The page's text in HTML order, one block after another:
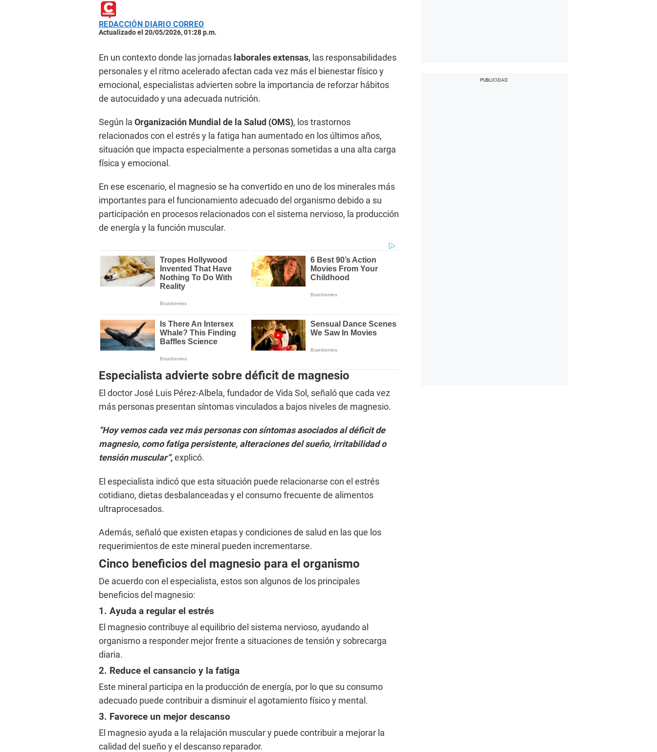
REDACCIÓN DIARIO CORREO
Actualizado el 20/05/2026, 01:28 p.m.
En un contexto donde las jornadas laborales extensas, las responsabilidades
personales y el ritmo acelerado afectan cada vez más el bienestar físico y
emocional, especialistas advierten sobre la importancia de reforzar hábitos
de autocuidado y una adecuada nutrición.
Según la Organización Mundial de la Salud (OMS), los trastornos
relacionados con el estrés y la fatiga han aumentado en los últimos años,
situación que impacta especialmente a personas sometidas a una alta carga
física y emocional.
En ese escenario, el magnesio se ha convertido en uno de los minerales más
importantes para el funcionamiento adecuado del organismo debido a su
participación en procesos relacionados con el sistema nervioso, la producción
de energía y la función muscular.
Especialista advierte sobre déficit de magnesio
El doctor José Luis Pérez-Albela, fundador de Vida Sol, señaló que cada vez
más personas presentan síntomas vinculados a bajos niveles de magnesio.
“Hoy vemos cada vez más personas con síntomas asociados al déficit de
magnesio, como fatiga persistente, alteraciones del sueño, irritabilidad o
tensión muscular”,explicó.
El especialista indicó que esta situación puede relacionarse con el estrés
cotidiano, dietas desbalanceadas y el consumo frecuente de alimentos
ultraprocesados.
Además, señaló que existen etapas y condiciones de salud en las que los
requerimientos de este mineral pueden incrementarse.
Cinco beneficios del magnesio para el organismo
De acuerdo con el especialista, estos son algunos de los principales
beneficios del magnesio:
1. Ayuda a regular el estrés
El magnesio contribuye al equilibrio del sistema nervioso, ayudando al
organismo a responder mejor frente a situaciones de tensión y sobrecarga
diaria.
2. Reduce el cansancio y la fatiga
Este mineral participa en la producción de energía, por lo que su consumo
adecuado puede contribuir a disminuir el agotamiento físico y mental.
3. Favorece un mejor descanso
El magnesio ayuda a la relajación muscular y puede contribuir a mejorar la
calidad del sueño y el descanso reparador.